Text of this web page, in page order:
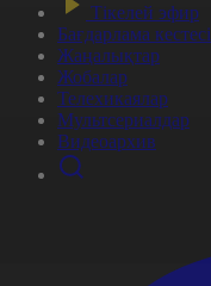
Тікелей эфир
Бағдарлама кестесі
Жаңалықтар
Жобалар
Телехикаялар
Мультсериалдар
Видеоархив